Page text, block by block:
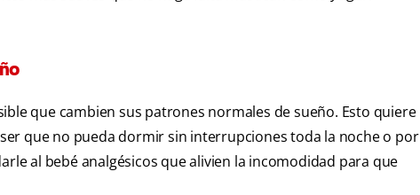
que cambien sus patrones normales de sueño. Esto quiere
que no pueda dormir sin interrupciones toda la noche o por
al bebé analgésicos que alivien la incomodidad para que